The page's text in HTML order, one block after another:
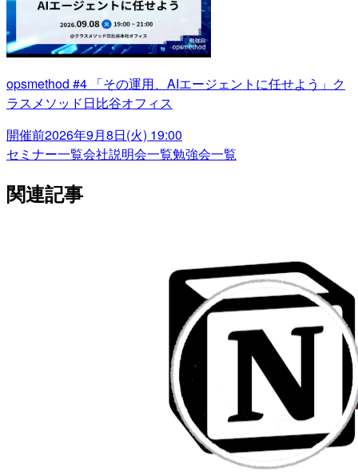
opsmethod #4 「その運用、AIエージェントに任せよう」ク
ラスメソッド日比谷オフィス
開催前2026年9月8日(火) 19:00
セミナー一覧会社説明会一覧勉強会一覧
関連記事